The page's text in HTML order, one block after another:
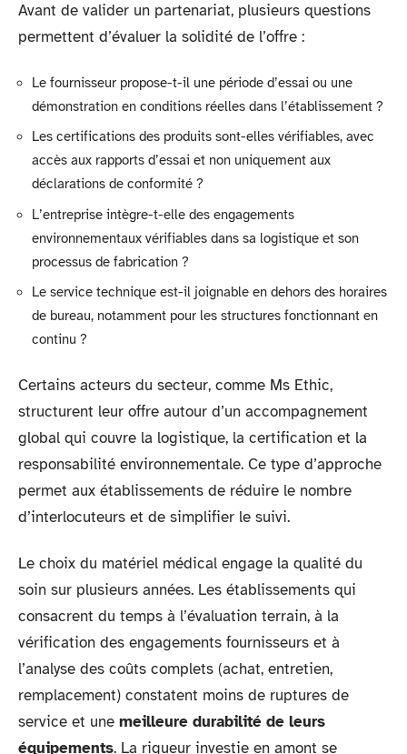
Avant de valider un partenariat, plusieurs questions
permettent d’évaluer la solidité de l’offre :
Le fournisseur propose-t-il une période d’essai ou une
démonstration en conditions réelles dans l’établissement ?
Les certifications des produits sont-elles vérifiables, avec
accès aux rapports d’essai et non uniquement aux
déclarations de conformité ?
L’entreprise intègre-t-elle des engagements
environnementaux vérifiables dans sa logistique et son
processus de fabrication ?
Le service technique est-il joignable en dehors des horaires
de bureau, notamment pour les structures fonctionnant en
continu ?
Certains acteurs du secteur, comme Ms Ethic,
structurent leur offre autour d’un accompagnement
global qui couvre la logistique, la certification et la
responsabilité environnementale. Ce type d’approche
permet aux établissements de réduire le nombre
d’interlocuteurs et de simplifier le suivi.
Le choix du matériel médical engage la qualité du
soin sur plusieurs années. Les établissements qui
consacrent du temps à l’évaluation terrain, à la
vérification des engagements fournisseurs et à
l’analyse des coûts complets (achat, entretien,
remplacement) constatent moins de ruptures de
service et une meilleure durabilité de leurs
équipements. La rigueur investie en amont se